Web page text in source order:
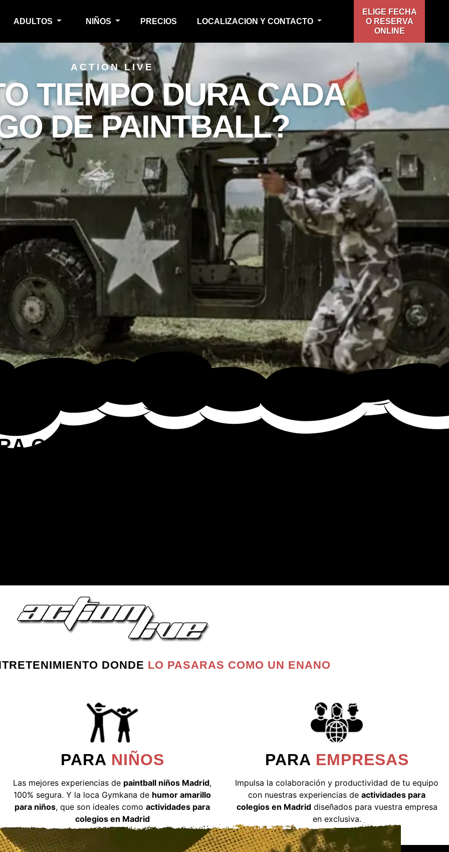
ADULTOS NIÑOS PRECIOS LOCALIZACION Y CONTACTO
ELIGE FECHA
O RESERVA
ONLINE
ACTION LIVE
TIEMPO DURA CADA
DE PAINTBALL?
CADA JUEGO DE PAINTBALL?
DONDE LO PASARAS COMO UN ENANO
PARA NIÑOS
Las mejores experiencias de paintball niños Madrid,
100% segura. Y la loca Gymkana de humor amarillo
para niños, que son ideales como actividades para
colegios en Madrid
PARA EMPRESAS
Impulsa la colaboración y productividad de tu equipo
con nuestras experiencias de actividades para
colegios en Madriddiseñados para vuestra empresa
en exclusiva.